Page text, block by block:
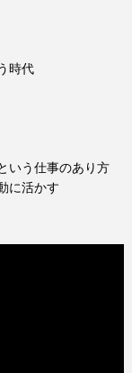
時代
いう仕事のあり方
に活かす